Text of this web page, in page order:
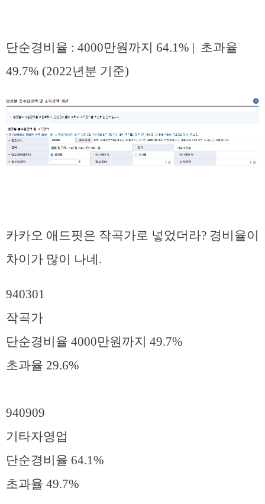
단순경비율 : 4000만원까지 64.1% | 초과율
49.7% (2022년분 기준)
카카오 애드핏은 작곡가로 넣었더라? 경비율이
차이가 많이 나네.
940301
작곡가
단순경비율 4000만원까지 49.7%
초과율 29.6%
940909
기타자영업
단순경비율 64.1%
초과율 49.7%